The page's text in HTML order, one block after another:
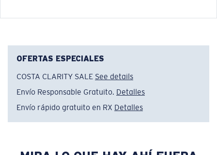
OFERTAS ESPECIALES
COSTA CLARITY SALE See details
Envío Responsable Gratuito. Detalles
Envío rápido gratuito en RX Detalles